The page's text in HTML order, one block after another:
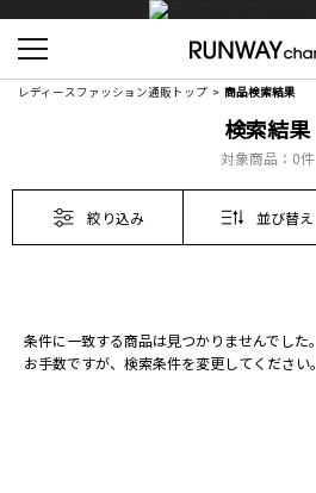
レディースファッション通販トップ 商品検索結果
検索結果
対象商品： 0件
絞り込み 並び替え
条件に一致する商品は見つかりませんでした。
お手数ですが、検索条件を変更してください。